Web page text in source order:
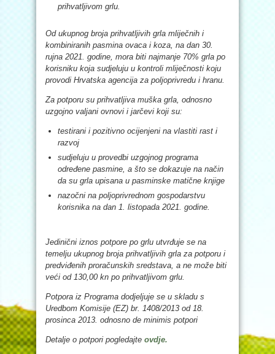
prihvatljivom grlu.
Od ukupnog broja prihvatljivih grla mliječnih i
kombiniranih pasmina ovaca i koza, na dan 30.
rujna 2021. godine, mora biti najmanje 70% grla po
korisniku koja sudjeluju u kontroli mliječnosti koju
provodi Hrvatska agencija za poljoprivredu i hranu.
Za potporu su prihvatljiva muška grla, odnosno
uzgojno valjani ovnovi i jarčevi koji su:
testirani i pozitivno ocijenjeni na vlastiti rast i
razvoj
sudjeluju u provedbi uzgojnog programa
određene pasmine, a što se dokazuje na način
da su grla upisana u pasminske matične knjige
nazočni na poljoprivrednom gospodarstvu
korisnika na dan 1. listopada 2021. godine.
Jedinični iznos potpore po grlu utvrđuje se na
temelju ukupnog broja prihvatljivih grla za potporu i
predviđenih proračunskih sredstava, a ne može biti
veći od 130,00 kn po prihvatljivom grlu.
Potpora iz Programa dodjeljuje se u skladu s
Uredbom Komisije (EZ) br. 1408/2013 od 18.
prosinca 2013. odnosno de minimis potpori
Detalje o potpori pogledajte ovdje.